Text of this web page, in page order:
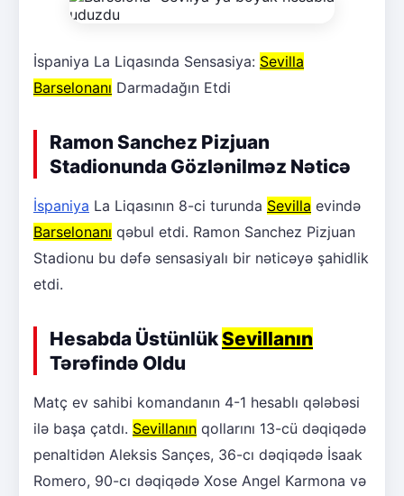
İspaniya La Liqasında Sensasiya: Sevilla
Barselonanı Darmadağın Etdi
Ramon Sanchez Pizjuan
Stadionunda Gözlənilməz Nəticə
İspaniya La Liqasının 8-ci turunda Sevilla evində
Barselonanı qəbul etdi. Ramon Sanchez Pizjuan
Stadionu bu dəfə sensasiyalı bir nəticəyə şahidlik
etdi.
Hesabda ÜstünlükSevillanın
Tərəfində Oldu
Matç ev sahibi komandanın 4-1 hesablı qələbəsi
ilə başa çatdı. Sevillanın qollarını 13-cü dəqiqədə
penaltidən Aleksis Sançes, 36-cı dəqiqədə İsaak
Romero, 90-cı dəqiqədə Xose Angel Karmona və